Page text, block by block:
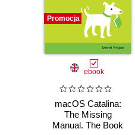
Promocja
ebook
macOS Catalina:
The Missing
Manual. The Book